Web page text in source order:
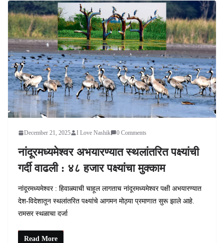
December 21, 2025 I Love Nashik 0 Comments
नांदूरमध्यमेश्वर अभयारण्यात स्थलांतरित पक्ष्यांची
गर्दी वाढली : ४८ हजार पक्ष्यांचा मुक्काम
नांदूरमध्यमेश्वर : हिवाळ्याची चाहूल लागताच नांदूरमध्यमेश्वर पक्षी अभयारण्यात
देश-विदेशातून स्थलांतरित पक्ष्यांचे आगमन मोठ्या प्रमाणात सुरू झाले आहे.
रामसर स्थळाचा दर्जा
Read More